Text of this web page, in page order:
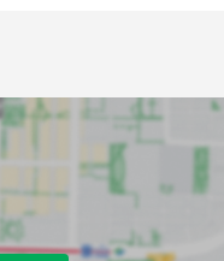
天玉里
磺溪
天玉里
磺溪